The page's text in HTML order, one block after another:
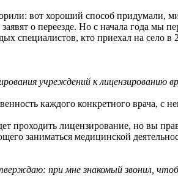
вот хороший способ придумали,
о переезде. Но с начала года мы
специалистов, кто приехал на село в
учреждений к лицензированию
каждого конкретного врача, с
проходить лицензирование, но вы
заниматься медицинской
при мне знакомый звонил,